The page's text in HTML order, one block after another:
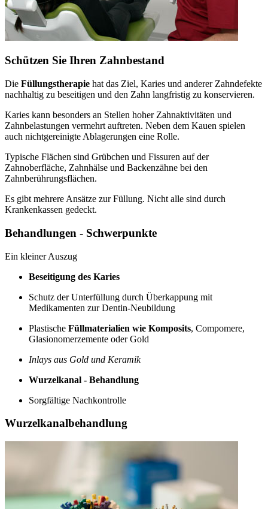
Schützen Sie Ihren Zahnbestand
Die Füllungstherapie hat das Ziel, Karies und anderer Zahndefekte
nachhaltig zu beseitigen und den Zahn langfristig zu konservieren.
Karies kann besonders an Stellen hoher Zahnaktivitäten und
Zahnbelastungen vermehrt auftreten. Neben dem Kauen spielen
auch nichtgereinigte Ablagerungen eine Rolle.
Typische Flächen sind Grübchen und Fissuren auf der
Zahnoberfläche, Zahnhälse und Backenzähne bei den
Zahnberührungsflächen.
Es gibt mehrere Ansätze zur Füllung. Nicht alle sind durch
Krankenkassen gedeckt.
Behandlungen - Schwerpunkte
Ein kleiner Auszug
Beseitigung des Karies
Schutz der Unterfüllung durch Überkappung mit
Medikamenten zur Dentin-Neubildung
Plastische Füllmaterialien wie Komposits, Compomere,
Glasionomerzemente oder Gold
Inlays aus Gold und Keramik
Wurzelkanal - Behandlung
Sorgfältige Nachkontrolle
Wurzelkanalbehandlung